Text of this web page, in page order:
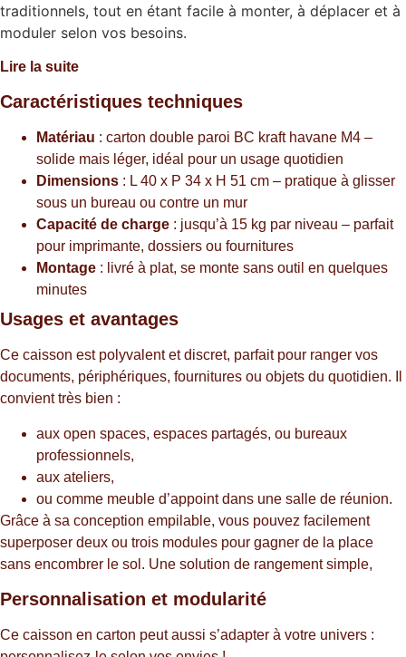
traditionnels, tout en étant facile à monter, à déplacer et à
moduler selon vos besoins.
Lire la suite
Caractéristiques techniques
Matériau : carton double paroi BC kraft havane M4 –
solide mais léger, idéal pour un usage quotidien
Dimensions : L 40 x P 34 x H 51 cm – pratique à glisser
sous un bureau ou contre un mur
Capacité de charge : jusqu’à 15 kg par niveau – parfait
pour imprimante, dossiers ou fournitures
Montage : livré à plat, se monte sans outil en quelques
minutes
Usages et avantages
Ce caisson est polyvalent et discret, parfait pour ranger vos
documents, périphériques, fournitures ou objets du quotidien. Il
convient très bien :
aux open spaces, espaces partagés, ou bureaux
professionnels,
aux ateliers,
ou comme meuble d’appoint dans une salle de réunion.
Grâce à sa conception empilable, vous pouvez facilement
superposer deux ou trois modules pour gagner de la place
sans encombrer le sol. Une solution de rangement simple,
Personnalisation et modularité
Ce caisson en carton peut aussi s’adapter à votre univers :